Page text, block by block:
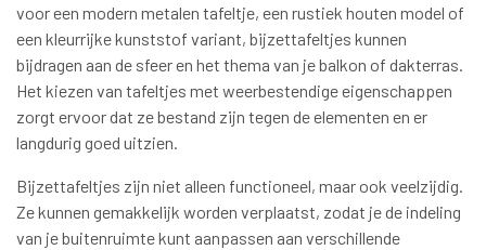
voor een modern metalen tafeltje, een rustiek houten model of
een kleurrijke kunststof variant, bijzettafeltjes kunnen
bijdragen aan de sfeer en het thema van je balkon of dakterras.
Het kiezen van tafeltjes met weerbestendige eigenschappen
zorgt ervoor dat ze bestand zijn tegen de elementen en er
langdurig goed uitzien.
Bijzettafeltjes zijn niet alleen functioneel, maar ook veelzijdig.
Ze kunnen gemakkelijk worden verplaatst, zodat je de indeling
van je buitenruimte kunt aanpassen aan verschillende